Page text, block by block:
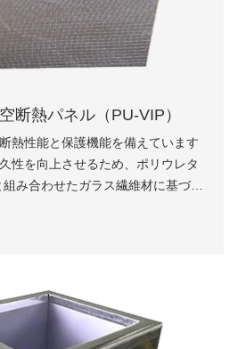
断熱パネル（PU-VIP）
熱性能と保護機能を備えています
性を向上させるため、ポリウレタ
み合わせたガラス繊維材に基づく
しました。